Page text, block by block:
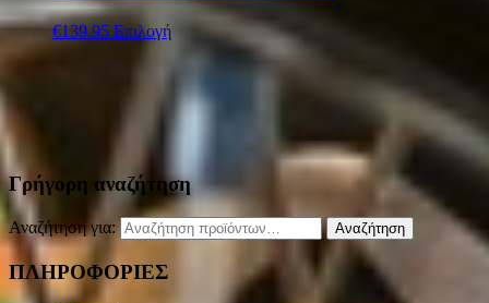
€139.95 Επιλογή
Γρήγορη αναζήτηση
Αναζήτηση για: Αναζήτηση
ΠΛΗΡΟΦΟΡΙΕΣ